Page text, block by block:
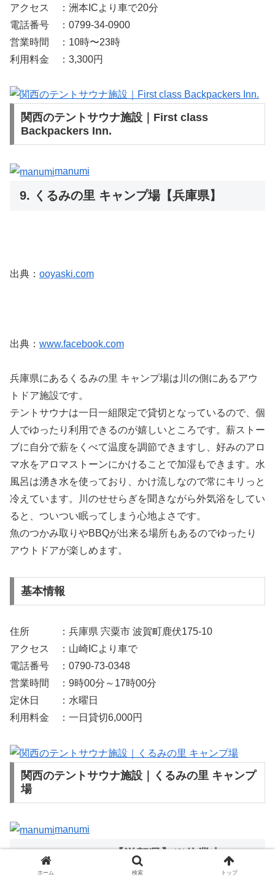
アクセス ：洲本ICより車で20分
電話番号 ：0799-34-0900
営業時間 ：10時〜23時
利用料金 ：3,300円
関西のテントサウナ施設｜First class
Backpackers Inn.
manumi
9. くるみの里 キャンプ場【兵庫県】
出典： ooyaski.com
出典： www.facebook.com
兵庫県にあるくるみの里 キャンプ場は川の側にあるアウ
トドア施設です。
テントサウナは一日一組限定で貸切となっているので、個
人でゆったり利用できるのが嬉しいところです。薪ストー
ブに自分で薪をくべて温度を調節できますし、好みのアロ
マ水をアロマストーンにかけることで加湿もできます。水
風呂は湧き水を使っており、かけ流しなので常にキリっと
冷えています。川のせせらぎを聞きながら外気浴をしてい
ると、ついつい眠ってしまう心地よさです。
魚のつかみ取りやBBQが出来る場所もあるのでゆったり
アウトドアが楽しめます。
基本情報
住所 ：兵庫県 宍粟市 波賀町鹿伏175-10
アクセス ：山崎ICより車で
電話番号 ：0790-73-0348
営業時間 ：9時00分～17時00分
定休日 ：水曜日
利用料金 ：一日貸切6,000円
関西のテントサウナ施設｜くるみの里 キャンプ
場
manumi
10. OUMI WAVE【滋賀県】※休業中
ホーム 検索 トップ